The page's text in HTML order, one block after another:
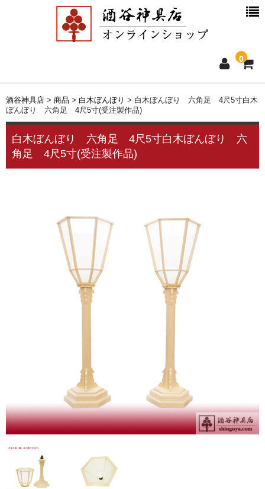
0
ホーム
新着情報
商品一覧
会社概要
お問い合わせ
酒谷神具店 > 商品 > 白木ぼんぼり > 白木ぼんぼり 六角足 4尺5寸白木
ぼんぼり 六角足 4尺5寸(受注製作品)
白木ぼんぼり 六角足 4尺5寸白木ぼんぼり 六
角足 4尺5寸(受注製作品)